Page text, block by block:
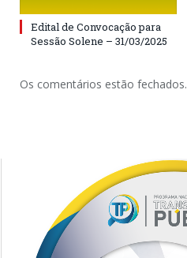
Edital de Convocação para
Sessão Solene – 31/03/2025
Os comentários estão fechados.